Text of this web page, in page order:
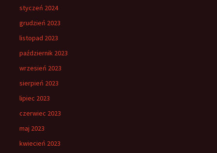
styczeń 2024
grudzień 2023
listopad 2023
październik 2023
wrzesień 2023
sierpień 2023
lipiec 2023
czerwiec 2023
maj 2023
kwiecień 2023